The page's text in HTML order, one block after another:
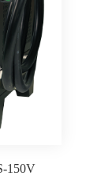
150V